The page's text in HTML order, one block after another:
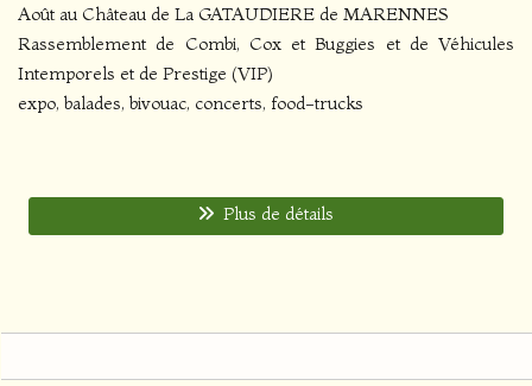
Août au Château de La GATAUDIERE de MARENNES
Rassemblement de Combi, Cox et Buggies et de Véhicules
Intemporels et de Prestige (VIP)
expo, balades, bivouac, concerts, food-trucks
Plus de détails